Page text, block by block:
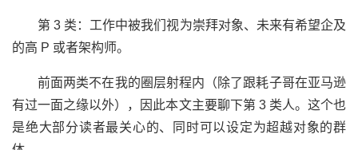
第 3 类：工作中被我们视为崇拜对象、未来有希望企及
的高 P 或者架构师。
前面两类不在我的圈层射程内（除了跟耗子哥在亚马逊
有过一面之缘以外），因此本文主要聊下第 3 类人。这个也
是绝大部分读者最关心的、同时可以设定为超越对象的群